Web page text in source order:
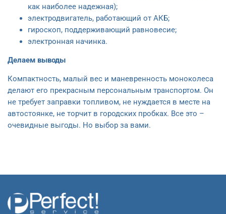
как наиболее надежная);
электродвигатель, работающий от АКБ;
гироскоп, поддерживающий равновесие;
электронная начинка.
Делаем выводы
Компактность, малый вес и маневренность моноколеса
делают его прекрасным персональным транспортом. Он
не требует заправки топливом, не нуждается в месте на
автостоянке, не торчит в городских пробках. Все это –
очевидные выгоды. Но выбор за вами.